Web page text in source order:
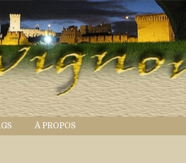
À PROPOS